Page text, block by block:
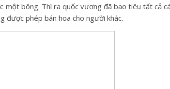
bông. Thì ra quốc vương đã bao tiêu tất cả
được phép bán hoa cho người khác.